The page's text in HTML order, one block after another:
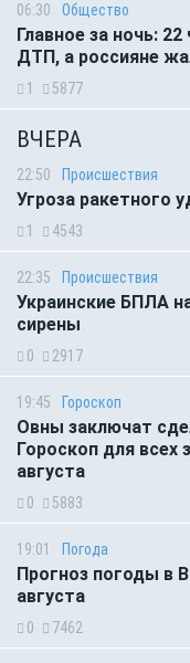
06:30 Общество
Главное за ночь:
ДТП, а россияне
1 5877
ВЧЕРА
22:50 Происшествия
Угроза ракетного
1 4543
22:35 Происшествия
Украинские БПЛА
сирены
0 2917
19:45 Гороскоп
Овны заключат
Гороскоп для всех
августа
0 5883
19:01 Погода
Прогноз погоды в
августа
0 7462